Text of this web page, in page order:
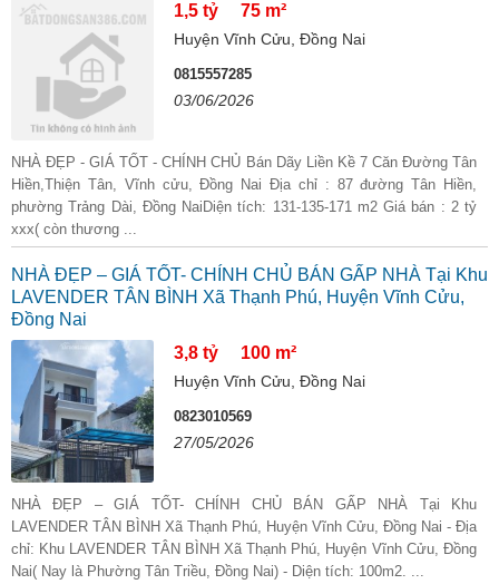
1,5 tỷ 75 m²
Huyện Vĩnh Cửu, Đồng Nai
0815557285
03/06/2026
NHÀ ĐẸP - GIÁ TỐT - CHÍNH CHỦ Bán Dãy Liền Kề 7 Căn Đường Tân
Hiền,Thiện Tân, Vĩnh cửu, Đồng Nai Địa chỉ : 87 đường Tân Hiền,
phường Trảng Dài, Đồng NaiDiện tích: 131-135-171 m2 Giá bán : 2 tỷ
xxx( còn thương ...
NHÀ ĐẸP – GIÁ TỐT- CHÍNH CHỦ BÁN GẤP NHÀ Tại Khu
LAVENDER TÂN BÌNH Xã Thạnh Phú, Huyện Vĩnh Cửu,
Đồng Nai
3,8 tỷ
100 m²
Huyện Vĩnh Cửu, Đồng Nai
0823010569
27/05/2026
NHÀ ĐẸP – GIÁ TỐT- CHÍNH CHỦ BÁN GẤP NHÀ Tại Khu
LAVENDER TÂN BÌNH Xã Thạnh Phú, Huyện Vĩnh Cửu, Đồng Nai - Địa
chỉ: Khu LAVENDER TÂN BÌNH Xã Thạnh Phú, Huyện Vĩnh Cửu, Đồng
Nai( Nay là Phường Tân Triều, Đồng Nai) - Diện tích: 100m2. ...